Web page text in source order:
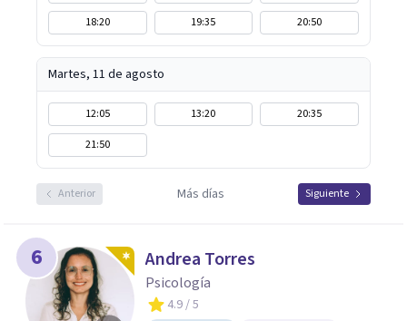
18:20
19:35 20:50
Martes, 11 de agosto
12:05 13:20
20:35
21:50
Anterior Más días Siguiente
6 Andrea Torres
Psicología
4.9/ 5